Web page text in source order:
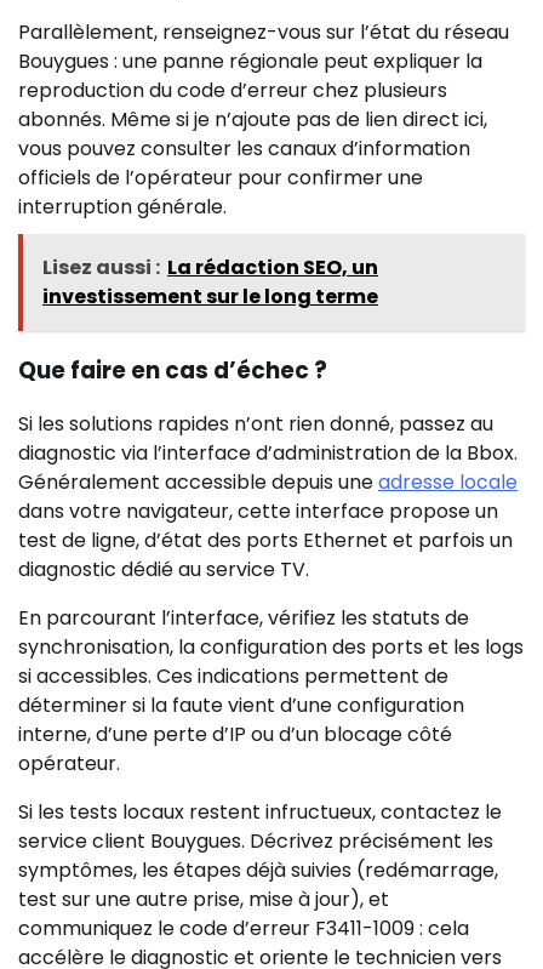
Parallèlement, renseignez-vous sur l’état du réseau
Bouygues : une panne régionale peut expliquer la
reproduction du code d’erreur chez plusieurs
abonnés. Même si je n’ajoute pas de lien direct ici,
vous pouvez consulter les canaux d’information
officiels de l’opérateur pour confirmer une
interruption générale.
Lisez aussi : La rédaction SEO, un
investissement sur le long terme
Que faire en cas d’échec ?
Si les solutions rapides n’ont rien donné, passez au
diagnostic via l’interface d’administration de la Bbox.
Généralement accessible depuis uneadresse locale
dans votre navigateur, cette interface propose un
test de ligne, d’état des ports Ethernet et parfois un
diagnostic dédié au service TV.
En parcourant l’interface, vérifiez les statuts de
synchronisation, la configuration des ports et les logs
si accessibles. Ces indications permettent de
déterminer si la faute vient d’une configuration
interne, d’une perte d’IP ou d’un blocage côté
opérateur.
Si les tests locaux restent infructueux, contactez le
service client Bouygues. Décrivez précisément les
symptômes, les étapes déjà suivies (redémarrage,
test sur une autre prise, mise à jour), et
communiquez le code d’erreur F3411-1009 : cela
accélère le diagnostic et oriente le technicien vers